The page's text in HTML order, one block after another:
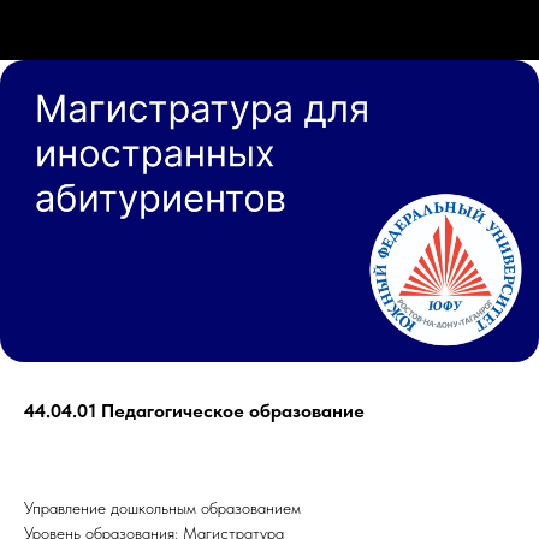
44.04.01 Педагогическое образование
Управление дошкольным образованием
Уровень образования: Магистратура